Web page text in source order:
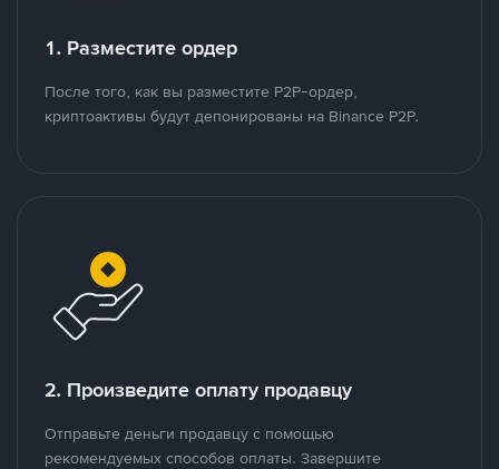
1. Разместите ордер
После того, как вы разместите P2P-ордер,
криптоактивы будут депонированы на Binance P2P.
2. Произведите оплату продавцу
Отправьте деньги продавцу с помощью
рекомендуемых способов оплаты. Завершите